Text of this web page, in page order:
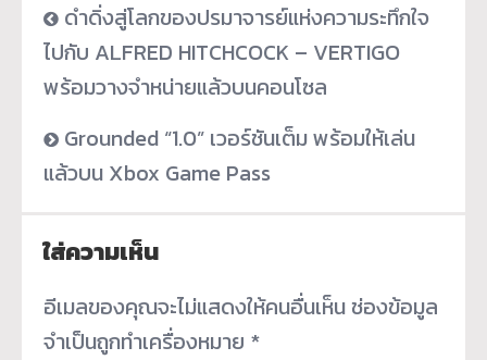
ดำดิ่งสู่โลกของปรมาจารย์แห่งความระทึกใจ
ไปกับ ALFRED HITCHCOCK – VERTIGO
พร้อมวางจำหน่ายแล้วบนคอนโซล
Grounded “1.0” เวอร์ชันเต็ม พร้อมให้เล่น
แล้วบน Xbox Game Pass
ใส่ความเห็น
อีเมลของคุณจะไม่แสดงให้คนอื่นเห็น ช่องข้อมูล
จำเป็นถูกทำเครื่องหมาย *